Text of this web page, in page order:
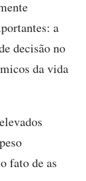
a
decisão no
da vida
fato de as